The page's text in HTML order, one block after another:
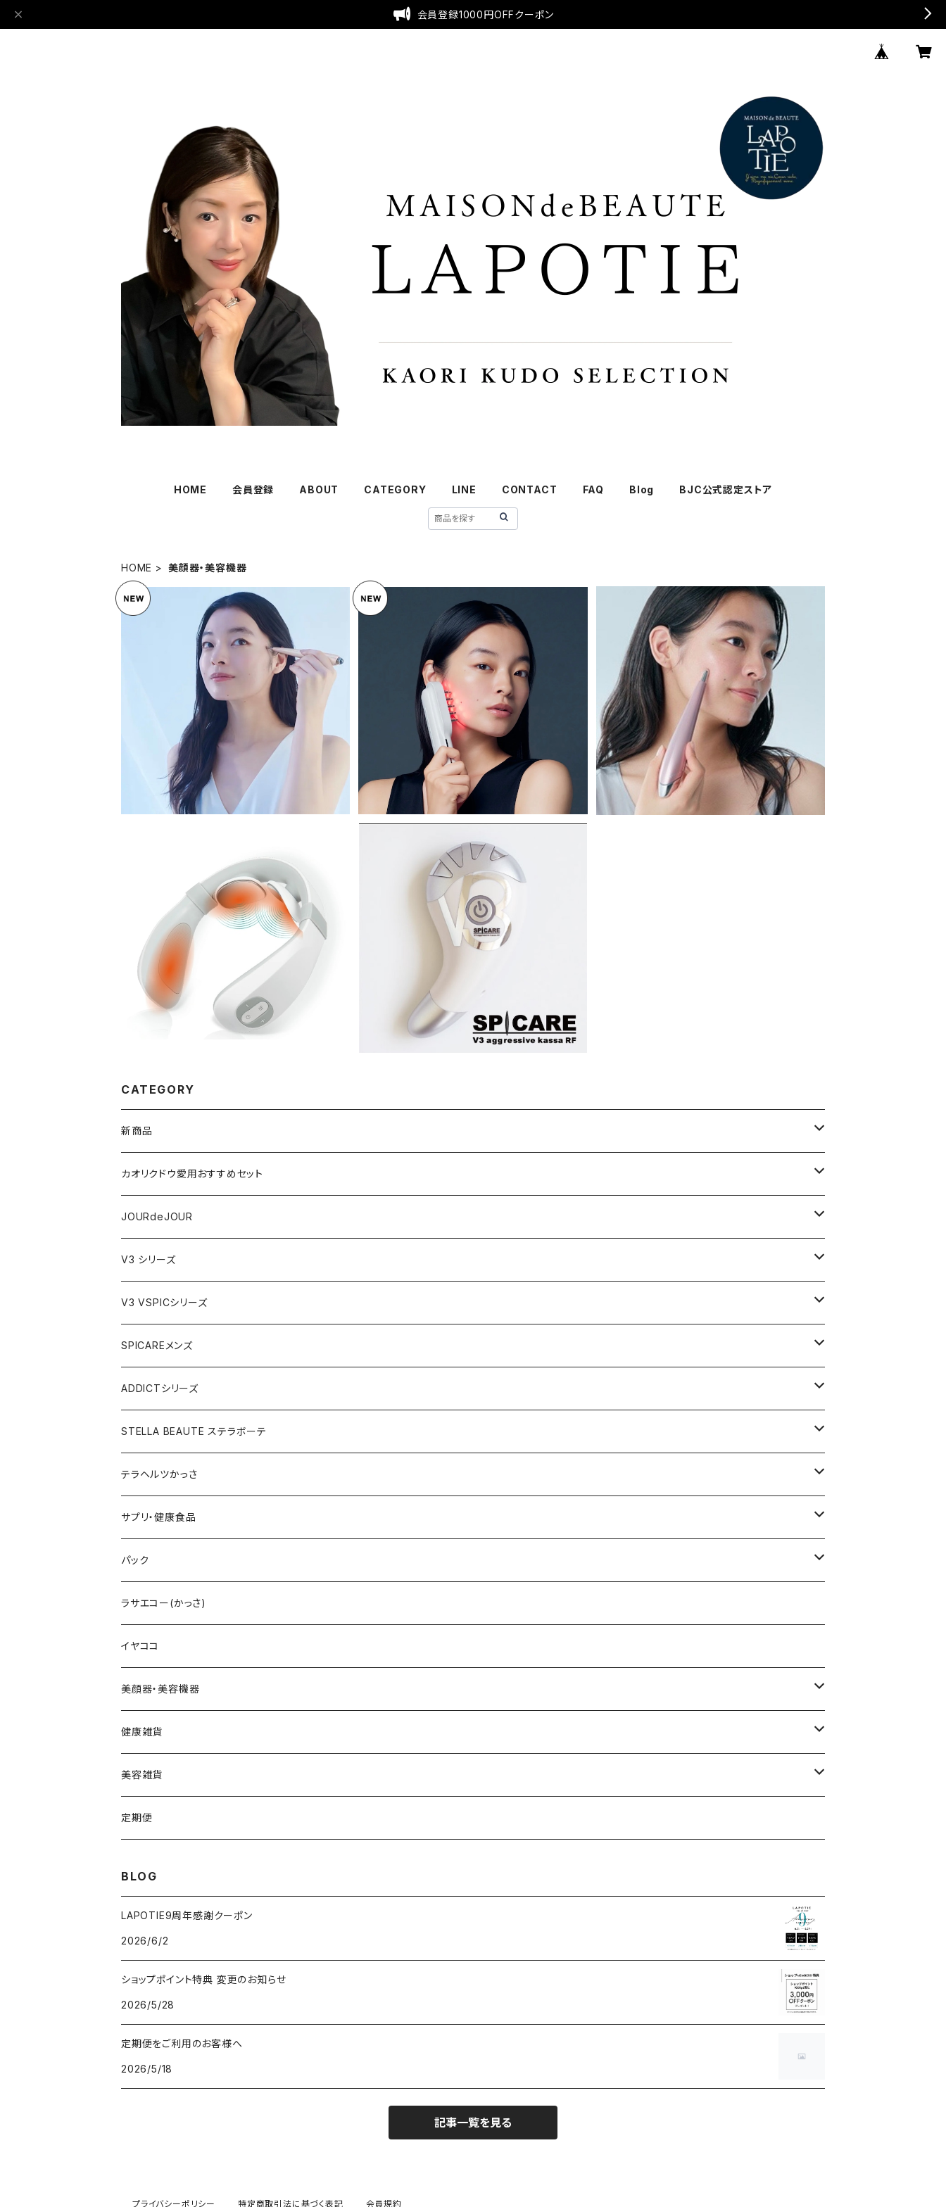
会員登録1000円OFFクーポン
HOME 会員登録 ABOUT CATEGORY LINE CONTACT FAQ Blog BJC公式認定ストア
HOME 美顔器・美容機器
ビューティフェイススティック・リン
¥28,000
【新発売】STELLA BEAUTE レーザー＆EM
S リフトブラシ PRO 2.0
¥65,000
ビューティフェイススティック2.0（ステラボー
テ）
¥38,000
ネックマシーン(温熱／振動／EMS)
【終売】V3アグレッシブかっさRF
SOLD OUT
CATEGORY
新商品
VSPIC R
テラヘルツかっさデュアルカーブ
ビューティフェイススティック・リン
VSPIC C グロウミスト
VSPICサンセラム
レーザー&EMSリフトブラシPRO2.0
V3 Ｖスピック ブライトデリバリーC
V3 ＶスピックCマスク
V3インテリジェントファンデーション
スリムレイビタマインリポソームC
LIPADDICTヌードエスプレッソ
カオリクドウ愛用おすすめセット
JOURdeJOURセット
JOURdeJOUR＆テラヘルツかっさセット
JOURdeJOUR＆美顔器セット
紫外線対策セット
V3ベースメイクセット
紫外線対策&抗酸化サプリ
JOURdeJOUR
メディテーションゲル32
VEGANクレンジング
JOURdeJOURセット
メディテーションゲル2本セット
メディテーションゲル&クレンジングセット
テラヘルツ羽根型セット
リップアディクトセット
V3 シリーズ
ルカドクリーム
V3エキサイティングファンデーション
レフィル
V3シャイニングファンデーション
レフィル
V3ブリリアントファンデーション
レフィル
V3インテリジェントファンデーション
レフィル
V3プライマー
VMファンデーション
セットアップパウダー
シャイニー
スムース
V3コンシーラー
HARIデイリークリーム
VSPICサンセラム
VSPIC C グロウミスト
VSRICビタミンC美容液
v3セットアップブラシ
V3ネムリップ
ボディ用
V3 VSPICシリーズ
Cサンセラム
VC美容液
Ｃグロウミスト
ブライトデリバリーC
Cマスク
Cトナー
Cエマルジョン
Cクレンザー
Cクリーム
Cクレイパック
基本4種セット
SPICAREメンズ
スターターセット
VMファンデーション
メンズクレンザー
メンズ化粧水
メンズオールインワンセラム
ADDICTシリーズ
ラッシュアディクト
ラッシュトランスカラ
まつ毛美容液
リップアディクト
ヘアーアディクト
STELLA BEAUTE ステラボーテ
ビューティフェイススティックRIN
ビューティフェイススティック2.0
レーザー＆EMSリフトブラシPRO2.0
テラヘルツかっさ
雫型
円盤
デュアルカーブ
羽根型
ウェーブ型
ロング
スティック
サプリ・健康食品
V3ブライトデリバリーC
ホワイトパンドラ
チューっとカット
カッティー
バーニー
ビタマイン
パック
V3HARIセラム
ヴィディアル・ニードリッチ
ラサエコー(かっさ)
イヤココ
美顔器・美容機器
ビューティフェイススティック・リン
レーザー&EMSリフトブラシPRO2.0
ビューティフェイススティック2.0
ヘッドスパ
健康雑貨
ストーンホットパット
美容雑貨
モコモコがま口
定期便
BLOG
LAPOTIE9周年感謝クーポン
2026/6/2
ショップポイント特典 変更のお知らせ
2026/5/28
定期便をご利用のお客様へ
2026/5/18
記事一覧を見る
プライバシーポリシー 特定商取引法に基づく表記 会員規約